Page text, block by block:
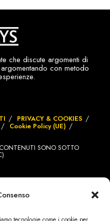
che discute argomenti di
con metodo
PRIVACY & COOKIES
Cookie Policy (UE)
SONO SOTTO